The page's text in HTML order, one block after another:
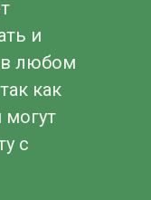
и
в любом
как
могут
с